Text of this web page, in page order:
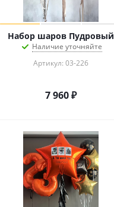
Набор шаров Пудровый
Наличие уточняйте
Артикул: 03-226
7 960₽